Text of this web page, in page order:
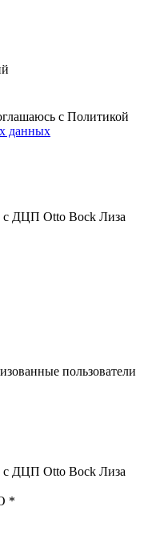
с Политикой
данных
с ДЦП Otto Bock Лиза
пользователи
с ДЦП Otto Bock Лиза
*